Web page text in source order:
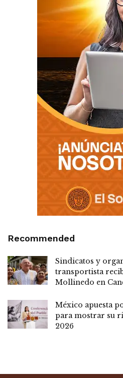
Recommended
Sindicatos y
transportista
Mollinedo en
México apuesta
para mostrar su
2026